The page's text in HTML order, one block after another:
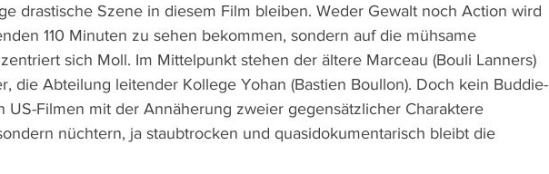
drastische Szene in diesem Film bleiben. Weder Gewalt noch Action wird
110 Minuten zu sehen bekommen, sondern auf die mühsame
sich Moll. Im Mittelpunkt stehen der ältere Marceau (Bouli Lanners)
die Abteilung leitender Kollege Yohan (Bastien Boullon). Doch kein Buddie-
US-Filmen mit der Annäherung zweier gegensätzlicher Charaktere
nüchtern, ja staubtrocken und quasidokumentarisch bleibt die